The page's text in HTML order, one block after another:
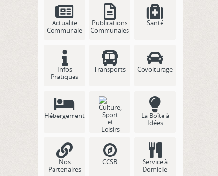
Actualite
Communale
Publications
Communales
Santé
Infos
Pratiques
Transports Covoiturage
Hébergement
et Loisirs
La Boîte à
Idées
Nos
Partenaires
CCSB
Service à
Domicile